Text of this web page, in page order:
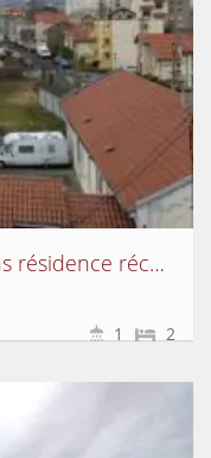
Beau type 3 avec parking dans résidence récente
2
1